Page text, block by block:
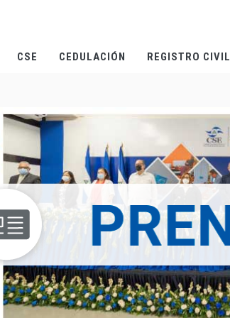
CSE CEDULACIÓN REGISTRO CIVIL